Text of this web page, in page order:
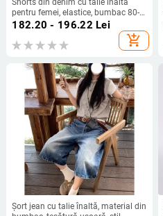
Shorts din denim cu talie înaltă
pentru femei, elastice, bumbac 80-
90%, vară 2025
182.20 - 196.22 Lei
add_shopping_cart
Șort jean cu talie înaltă, material din